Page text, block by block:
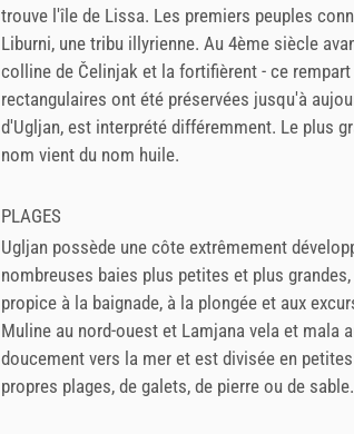
trouve l'île de Lissa. Les premiers peuples
Liburni, une tribu illyrienne. Au 4ème siècle
colline de Čelinjak et la fortifièrent - ce
rectangulaires ont été préservées jusqu'à
d'Ugljan, est interprété différemment. Le plus
nom vient du nom huile.
PLAGES
Ugljan possède une côte extrêmement
nombreuses baies plus petites et plus
propice à la baignade, à la plongée et aux
Muline au nord-ouest et Lamjana vela et mala
doucement vers la mer et est divisée en
propres plages, de galets, de pierre ou de sable.